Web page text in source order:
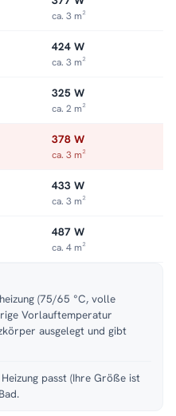
& Service
ca. 3 m²
424 W
ca. 3 m²
325 W
ca. 2 m²
378 W
ca. 3 m²
433 W
ca. 3 m²
487 W
ca. 4 m²
(75/65 °C, volle
Vorlauftemperatur
ausgelegt und gibt
passt (Ihre Größe ist